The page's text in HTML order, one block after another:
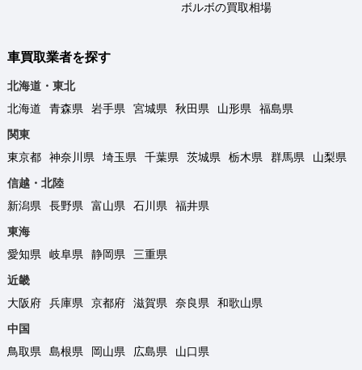
ボルボの買取相場
車買取業者を探す
北海道・東北
北海道
青森県 岩手県 宮城県 秋田県 山形県
福島県
関東
東京都
神奈川県 埼玉県 千葉県 茨城県 栃木県 群馬県
山梨県
信越・北陸
新潟県
長野県 富山県 石川県
福井県
東海
愛知県
岐阜県 静岡県
三重県
近畿
大阪府
兵庫県 京都府 滋賀県 奈良県
和歌山県
中国
鳥取県
島根県 岡山県 広島県
山口県